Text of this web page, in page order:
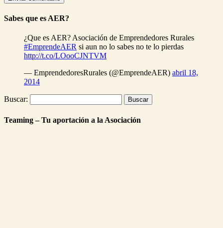
Sabes que es AER?
¿Que es AER? Asociación de Emprendedores Rurales
#EmprendeAER si aun no lo sabes no te lo pierdas
http://t.co/LOooCJNTVM
— EmprendedoresRurales (@EmprendeAER) abril 18,
2014
Buscar:
Teaming – Tu aportación a la Asociación